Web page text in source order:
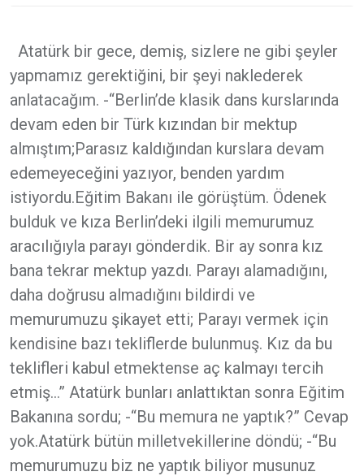
Atatürk bir gece, demiş, sizlere ne gibi şeyler
yapmamız gerektiğini, bir şeyi naklederek
anlatacağım. -“Berlin’de klasik dans kurslarında
devam eden bir Türk kızından bir mektup
almıştım;Parasız kaldığından kurslara devam
edemeyeceğini yazıyor, benden yardım
istiyordu.Eğitim Bakanı ile görüştüm. Ödenek
bulduk ve kıza Berlin’deki ilgili memurumuz
aracılığıyla parayı gönderdik. Bir ay sonra kız
bana tekrar mektup yazdı. Parayı alamadığını,
daha doğrusu almadığını bildirdi ve
memurumuzu şikayet etti; Parayı vermek için
kendisine bazı tekliflerde bulunmuş. Kız da bu
teklifleri kabul etmektense aç kalmayı tercih
etmiş…” Atatürk bunları anlattıktan sonra Eğitim
Bakanına sordu; -“Bu memura ne yaptık?” Cevap
yok.Atatürk bütün milletvekillerine döndü; -“Bu
memurumuzu biz ne yaptık biliyor musunuz